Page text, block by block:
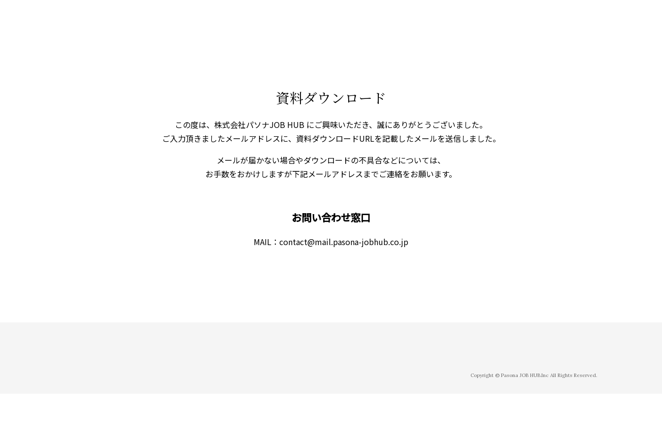
資料ダウンロード
この度は、株式会社パソナJOB HUB にご興味いただき、誠にありがとうございました。
ご入力頂きましたメールアドレスに、資料ダウンロードURLを記載したメールを送信しました。
メールが届かない場合やダウンロードの不具合などについては、
お手数をおかけしますが下記メールアドレスまでご連絡をお願います。
お問い合わせ窓口
MAIL：contact@mail.pasona-jobhub.co.jp
Copyright © Pasona JOB HUB.Inc All Rights Reserved.